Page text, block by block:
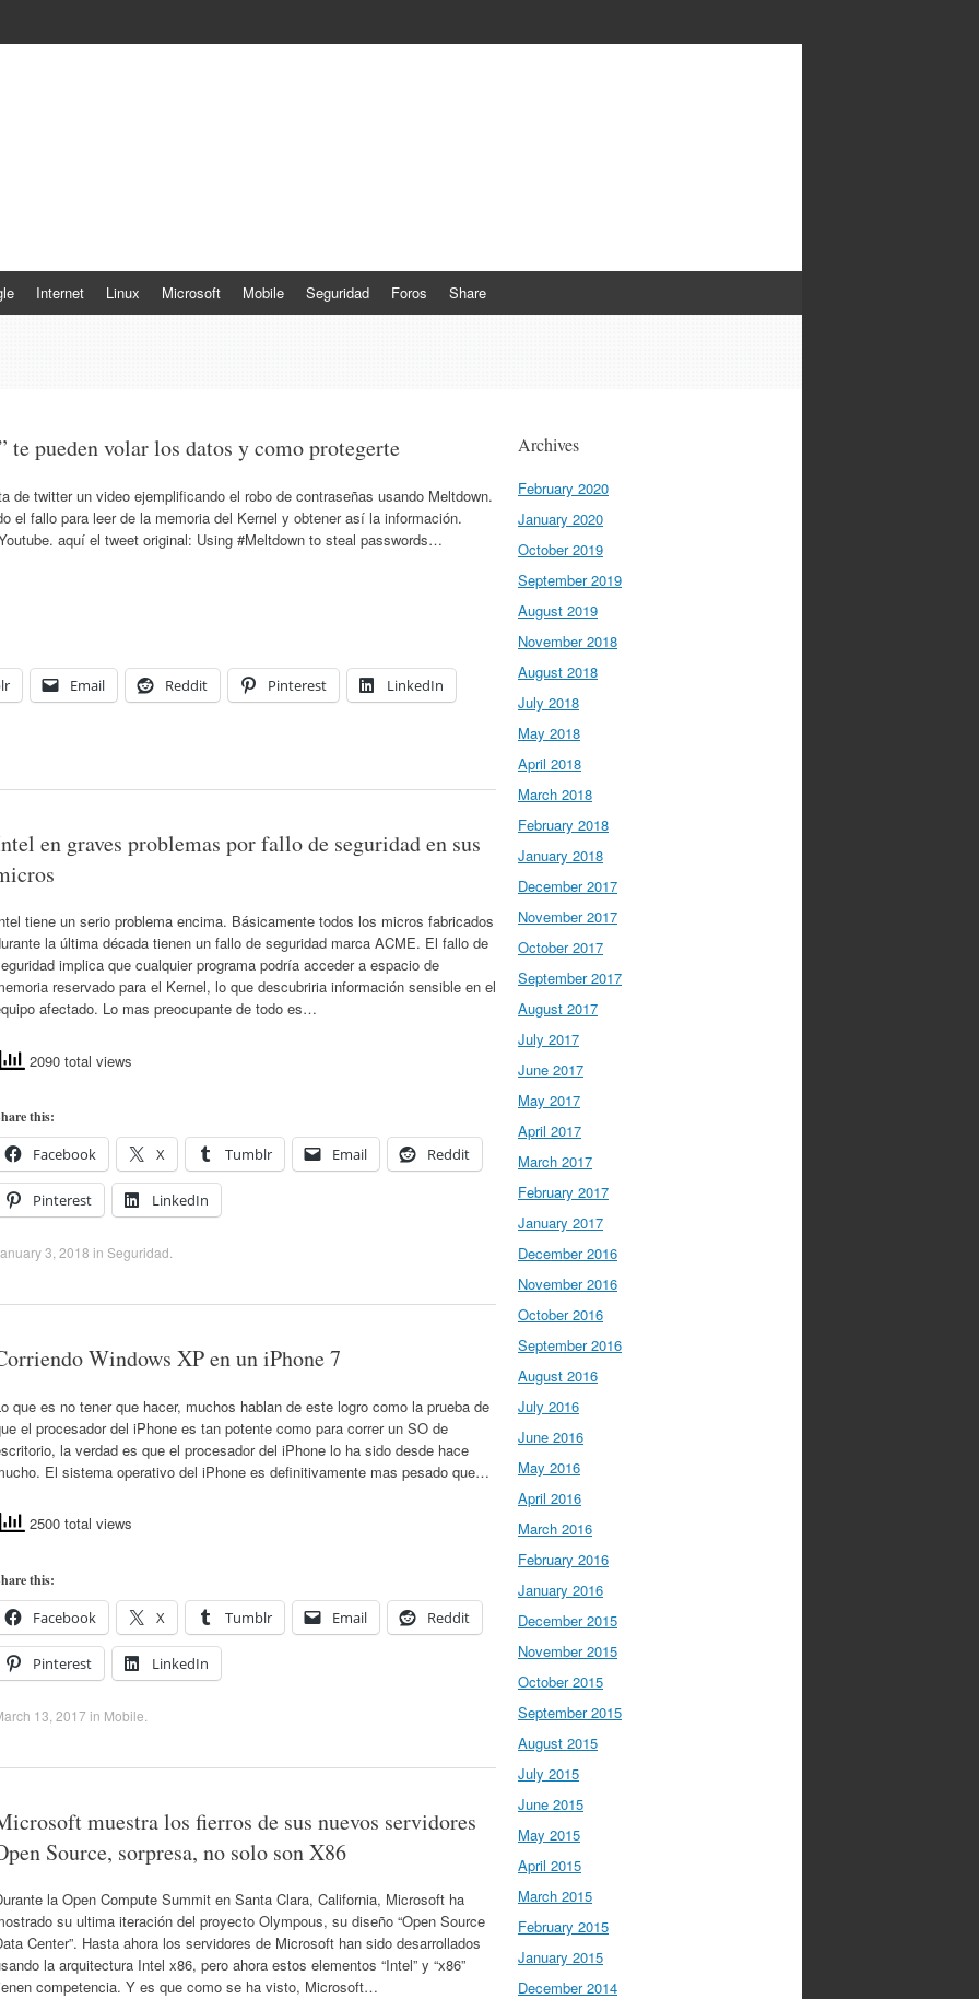
Internet Linux Microsoft Mobile Seguridad Foros Share
te pueden volar los datos y como protegerte
el fallo para leer de la memoria del Kernel y obtener así la información.
aquí el tweet original: Using #Meltdown to steal passwords…
Email Reddit Pinterest LinkedIn
en graves problemas por fallo de seguridad en sus
tiene un serio problema encima. Básicamente todos los micros fabricados
la última década tienen un fallo de seguridad marca ACME. El fallo de
implica que cualquier programa podría acceder a espacio de
reservado para el Kernel, lo que descubriria información sensible en el
afectado. Lo mas preocupante de todo es…
2090 total views
this:
Facebook X Tumblr Email Reddit
Pinterest LinkedIn
3, 2018 in Seguridad
Windows XP en un iPhone 7
que es no tener que hacer, muchos hablan de este logro como la prueba de
el procesador del iPhone es tan potente como para correr un SO de
la verdad es que el procesador del iPhone lo ha sido desde hace
El sistema operativo del iPhone es definitivamente mas pesado que…
2500 total views
this:
Facebook X Tumblr Email Reddit
Pinterest LinkedIn
13, 2017 in Mobile
muestra los fierros de sus nuevos servidores
Source, sorpresa, no solo son X86
la Open Compute Summit en Santa Clara, California, Microsoft ha
su ultima iteración del proyecto Olympous, su diseño “Open Source
Center”. Hasta ahora los servidores de Microsoft han sido desarrollados
la arquitectura Intel x86, pero ahora estos elementos “Intel” y “x86”
competencia. Y es que como se ha visto, Microsoft…
Archives
February 2020
January 2020
October 2019
September 2019
August 2019
November 2018
August 2018
July 2018
May 2018
April 2018
March 2018
February 2018
January 2018
December 2017
November 2017
October 2017
September 2017
August 2017
July 2017
June 2017
May 2017
April 2017
March 2017
February 2017
January 2017
December 2016
November 2016
October 2016
September 2016
August 2016
July 2016
June 2016
May 2016
April 2016
March 2016
February 2016
January 2016
December 2015
November 2015
October 2015
September 2015
August 2015
July 2015
June 2015
May 2015
April 2015
March 2015
February 2015
January 2015
December 2014